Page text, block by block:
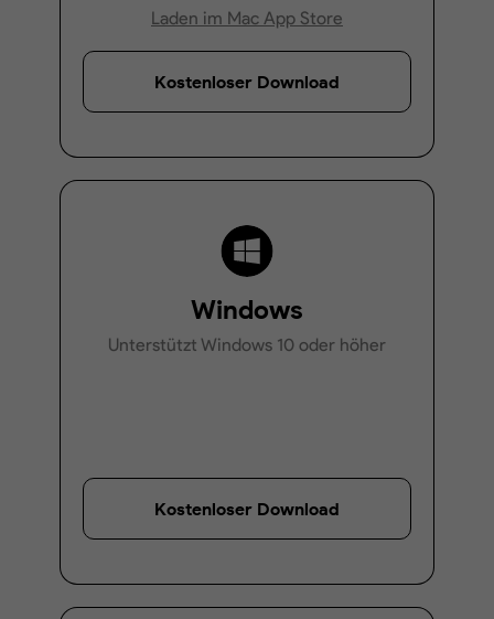
Laden im Mac App Store
Kostenloser Download
Windows
Unterstützt Windows 10 oder höher
Kostenloser Download